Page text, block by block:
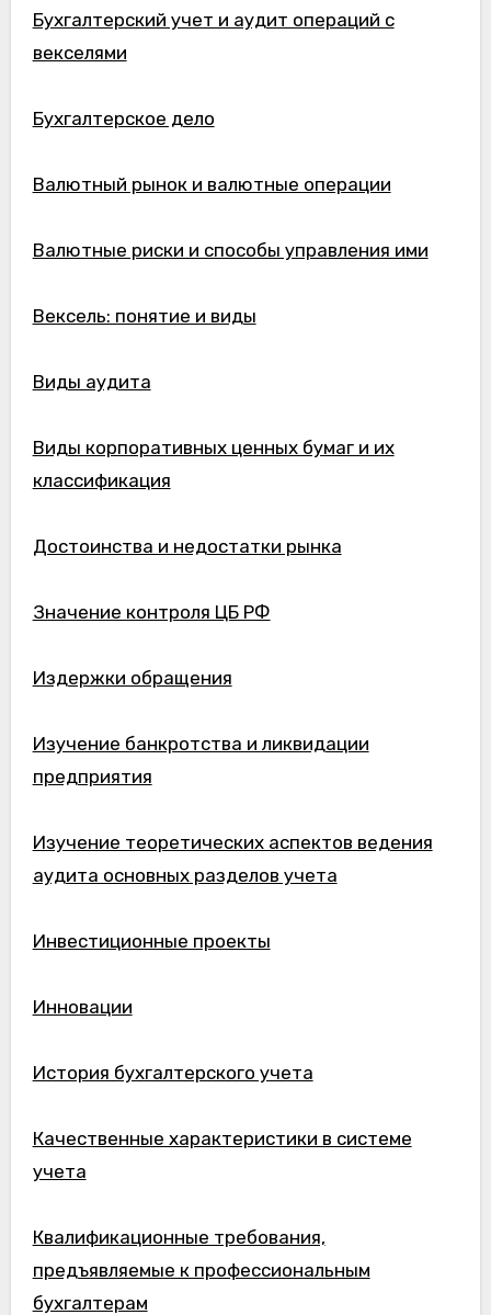
Бухгалтерский учет и аудит операций с
векселями
Бухгалтерское дело
Валютный рынок и валютные операции
Валютные риски и способы управления ими
Вексель: понятие и виды
Виды аудита
Виды корпоративных ценных бумаг и их
классификация
Достоинства и недостатки рынка
Значение контроля ЦБ РФ
Издержки обращения
Изучение банкротства и ликвидации
предприятия
Изучение теоретических аспектов ведения
аудита основных разделов учета
Инвестиционные проекты
Инновации
История бухгалтерского учета
Качественные характеристики в системе
учета
Квалификационные требования,
предъявляемые к профессиональным
бухгалтерам